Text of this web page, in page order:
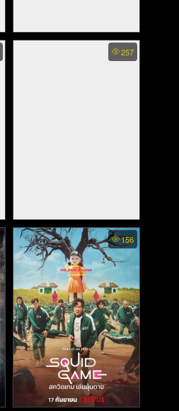
Arnold Is A Model Student -
อานนเป็นนักเรียนตัวอย่าง257
ONCE UPON A STUDIO
156